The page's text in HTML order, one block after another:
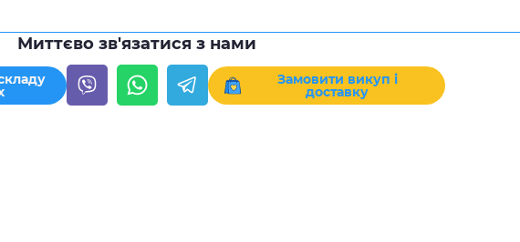
Миттєво зв'язатися з нами
Замовити викуп і
доставку